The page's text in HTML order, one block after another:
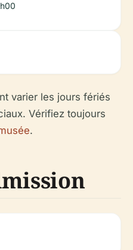
varier les jours fériés
Vérifiez toujours
.